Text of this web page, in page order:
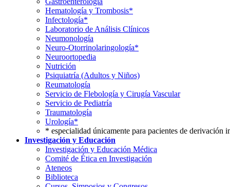
Hematología y Trombosis*
Infectología*
Laboratorio de Análisis Clínicos
Neumonología
Neuro-Otorrinolaringología*
Neuroortopedia
Nutrición
Psiquiatría (Adultos y Niños)
Reumatología
Servicio de Flebología y Cirugía Vascular
Servicio de Pediatría
Traumatología
Urología*
* especialidad únicamente para pacientes de derivación
Investigación y Educación
Investigación y Educación Médica
Comité de Ética en Investigación
Ateneos
Biblioteca